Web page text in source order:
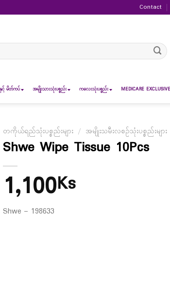
Contact
မိတ်ကပ် အမျိုးသားသုံးပစ္စည်း ကလေးသုံးပစ္စည်း MEDICARE
တကိုယ်ရည်သုံးပစ္စည်းများ / အမျိုးသမီးလစဉ်သုံးပစ္စည်းများ
Shwe Wipe Tissue 10Pcs
1,100Ks
Shwe – 198633